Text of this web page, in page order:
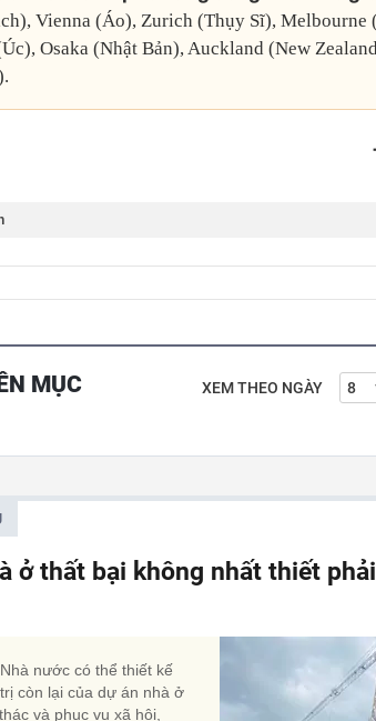
Vienna (Áo), Zurich (Thụy Sĩ), Melbourne
Osaka (Nhật Bản), Auckland (New
MỤC XEM THEO NGÀY
ở thất bại không nhất thiết
nước có thể thiết kế
còn lại của dự án nhà ở
và phục vụ xã hội,